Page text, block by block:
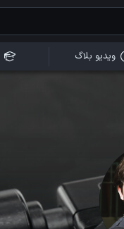
ویدیو بلاگ